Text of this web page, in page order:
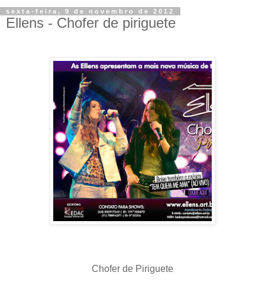
sexta-feira, 9 de novembro de 2012
Ellens - Chofer de piriguete
Chofer de Piriguete